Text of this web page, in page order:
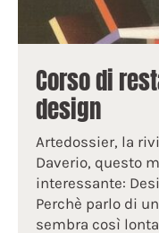
Corso di
design
Artedossier, la
Daverio, questo
interessante:
Perchè parlo di
sembra così